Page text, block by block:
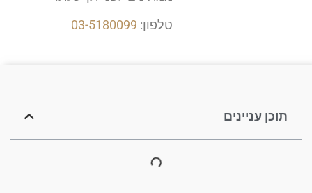
טלפון: 03-5180099
תוכן עניינים